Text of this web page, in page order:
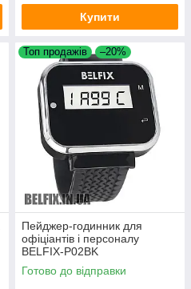
Купити
Топ продажів –20%
Пейджер-годинник для
офіціантів і персоналу
BELFIX-P02BK
Готово до відправки